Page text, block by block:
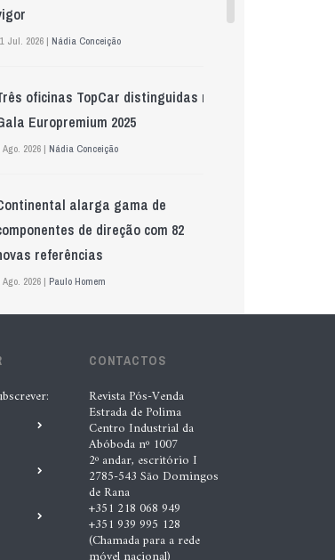
Jul. 2026 | Nádia Conceição
oficinas TopCar distinguidas na
Europremium 2025
Ago. 2026 | Nádia Conceição
alarga gama de
de direção com 82
referências
Ago. 2026 | Paulo Homem
de qualidade
5 Ago. 2026 | Nádia Conceição
GS Pro Tyres assume representação
exclusiva da Laufenn em Portugal
Paulo Homem
Wolf mostra nova geração de
CONTACTOS
Revista Pós-Venda
Estrada de Polima
Centro Industrial da
Abóboda nº 1007
2º andar, escritório I
2785-543 São Domingos
de Rana
+351 218 068 949
+351 939 995 128
(Chamada para a rede